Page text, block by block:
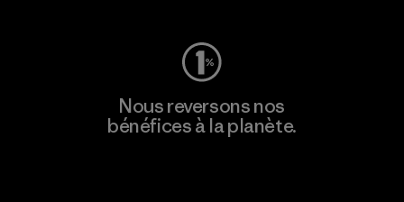
Nous reversons nos
bénéfices à la planète.